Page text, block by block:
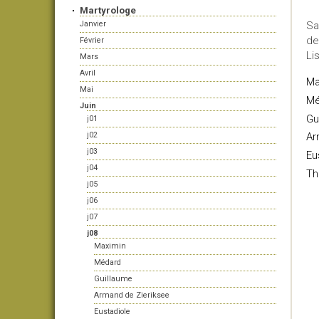
Martyrologe
Janvier
Février
Mars
Avril
Mai
Juin
j01
j02
j03
j04
j05
j06
j07
j08
Maximin
Médard
Guillaume
Armand de Zieriksee
Eustadiole